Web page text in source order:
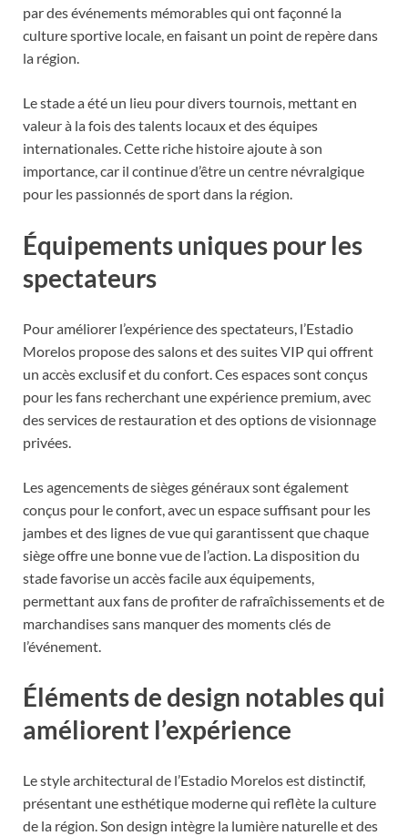
par des événements mémorables qui ont façonné la
culture sportive locale, en faisant un point de repère dans
la région.
Le stade a été un lieu pour divers tournois, mettant en
valeur à la fois des talents locaux et des équipes
internationales. Cette riche histoire ajoute à son
importance, car il continue d’être un centre névralgique
pour les passionnés de sport dans la région.
Équipements uniques pour les
spectateurs
Pour améliorer l’expérience des spectateurs, l’Estadio
Morelos propose des salons et des suites VIP qui offrent
un accès exclusif et du confort. Ces espaces sont conçus
pour les fans recherchant une expérience premium, avec
des services de restauration et des options de visionnage
privées.
Les agencements de sièges généraux sont également
conçus pour le confort, avec un espace suffisant pour les
jambes et des lignes de vue qui garantissent que chaque
siège offre une bonne vue de l’action. La disposition du
stade favorise un accès facile aux équipements,
permettant aux fans de profiter de rafraîchissements et de
marchandises sans manquer des moments clés de
l’événement.
Éléments de design notables qui
améliorent l’expérience
Le style architectural de l’Estadio Morelos est distinctif,
présentant une esthétique moderne qui reflète la culture
de la région. Son design intègre la lumière naturelle et des